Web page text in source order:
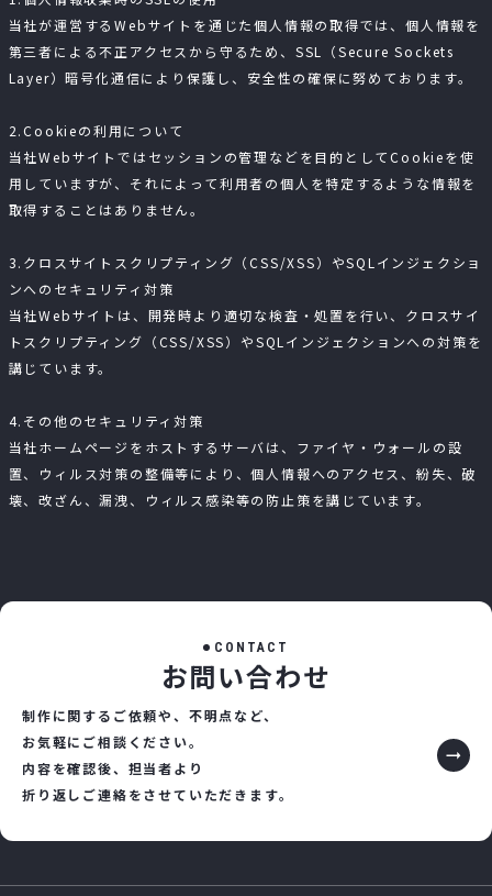
当社が運営するWebサイトを通じた個人情報の取得では、個人情報を
第三者による不正アクセスから守るため、SSL（Secure Sockets
Layer）暗号化通信により保護し、安全性の確保に努めております。
2.Cookieの利用について
当社Webサイトではセッションの管理などを目的としてCookieを使
用していますが、それによって利用者の個人を特定するような情報を
取得することはありません。
3.クロスサイトスクリプティング（CSS/XSS）やSQLインジェクショ
ンへのセキュリティ対策
当社Webサイトは、開発時より適切な検査・処置を行い、クロスサイ
トスクリプティング（CSS/XSS）やSQLインジェクションへの対策を
講じています。
4.その他のセキュリティ対策
当社ホームページをホストするサーバは、ファイヤ・ウォールの設
置、ウィルス対策の整備等により、個人情報へのアクセス、紛失、破
壊、改ざん、漏洩、ウィルス感染等の防止策を講じています。
C O N TA C T
お問い合わせ
制作に関するご依頼や、不明点など、
お気軽にご相談ください。
内容を確認後、担当者より
折り返しご連絡をさせていただきます。